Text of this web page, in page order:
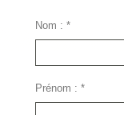
Nom : *
Prénom : *